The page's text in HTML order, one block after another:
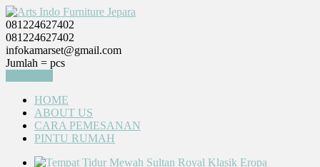
081224627402
081224627402
infokamarset@gmail.com
Jumlah = pcs
HOME
ABOUT US
CARA PEMESANAN
PINTU RUMAH